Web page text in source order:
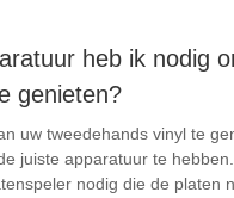
heb ik nodig
genieten?
uw tweedehands vinyl te
juiste apparatuur te
nodig die de platen